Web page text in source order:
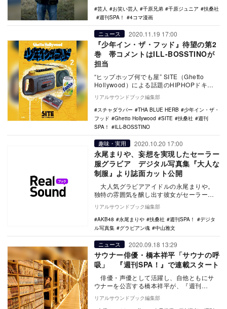
芸人
お笑い芸人 千原兄弟 千原ジュニア
扶桑社
週刊SPA！
4コマ漫画
ニュース 2020.11.19 17:00
『少年イン・ザ・フッド』待望の第2
巻 帯コメントはILL-BOSSTINOが
担当
“ヒップホップ何でも屋” SITE（Ghetto
Hollywood）による話題のHIPHOPドキュ
メンタリーコミック『少年イン…
リアルサウンドブック編集部
スチャダラパー
THA BLUE HERB
少年イン・ザ・
フッド
Ghetto Hollywood SITE 扶桑社
週刊
SPA！
ILL-BOSSTINO
趣味・実用 2020.10.20 17:00
永尾まりや、妄想を実現したセーラー
服グラビア デジタル写真集『大人な
制服』より誌面カット公開
大人気グラビアアイドルの永尾まりや。
独特の雰囲気を醸し出す彼女がセーラー服
を着たら……。夢あふれる妄想を実現させ
たデジ…
リアルサウンドブック編集部
AKB48
永尾まりや 扶桑社 週刊SPA！
デジタ
ル写真集
グラビアン魂 中山雅文
ニュース 2020.09.18 13:29
サウナー俳優・橋本祥平「サウナの呼
吸」 『週刊SPA！』で連載スタート
俳優・声優として活躍し、自他ともにサ
ウナーを公言する橋本祥平が、『週刊
SPA!』（9月22日・29日合併号／発売中）
に…
リアルサウンドブック編集部